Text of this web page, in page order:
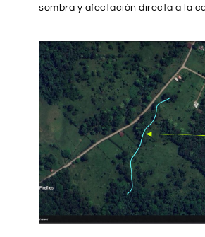
sombra y afectación directa a la